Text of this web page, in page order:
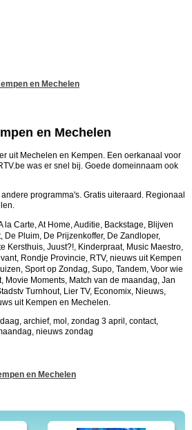
en Mechelen
en Mechelen
uit Mechelen en Kempen. Een oerkanaal voor
was er snel bij. Goede domeinnaam ook
programma's. Gratis uiteraard. Regionaal
la Carte, At Home, Auditie, Backstage, Blijven
De Pluim, De Prijzenkoffer, De Zandloper,
Kersthuis, Juust?!, Kinderpraat, Music Maestro,
Rondje Provincie, RTV, nieuws uit Kempen
Sport op Zondag, Supo, Tandem, Voor wie
Movie Moments, Match van de maandag, Jan
Turnhout, Lier TV, Economix, Nieuws,
uit Kempen en Mechelen.
archief, mol, zondag 3 april, contact,
nieuws zondag
en Mechelen